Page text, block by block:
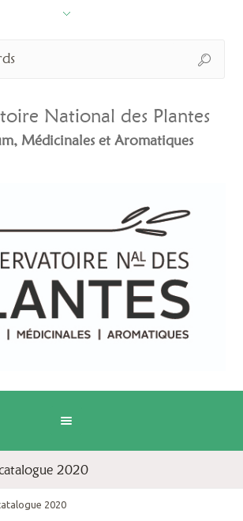
National des Plantes
Médicinales et Aromatiques
2020
2020